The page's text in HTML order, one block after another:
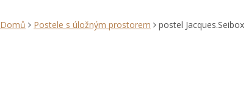
Domů
Postele s úložným prostorem postel Jacques.Seibox